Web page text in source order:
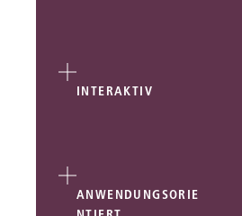
INTERAKTIV
ANWENDUNGSORIE